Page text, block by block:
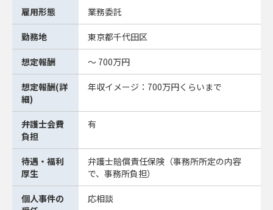
雇用形態 業務委託
勤務地 東京都千代田区
想定報酬 ～ 700万円
想定報酬(詳
細)
年収イメージ：700万円くらいまで
弁護士会費
負担
有
待遇・福利
厚生
弁護士賠償責任保険（事務所所定の内容
で、事務所負担）
個人事件の
応相談